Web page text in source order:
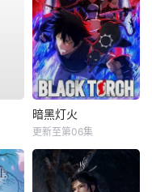
暗黑灯火
更新至第06集